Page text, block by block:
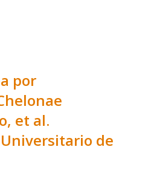
por
et al.
de